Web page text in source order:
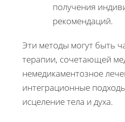
получения
рекомендаций.
Эти методы могут быть
терапии, сочетающей
немедикаментозное
интеграционные
исцеление тела и духа.